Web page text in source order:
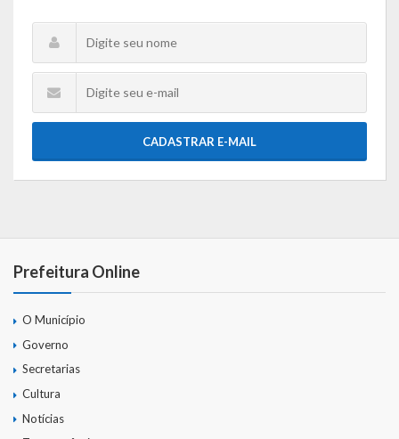
CADASTRAR E-MAIL
Prefeitura Online
O Município
Governo
Secretarias
Cultura
Notícias